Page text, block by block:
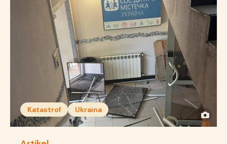
Katastrof Ukraina